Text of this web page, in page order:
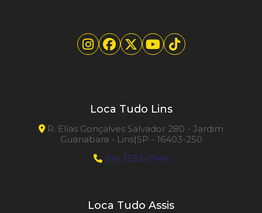
Loca Tudo Lins
R. Elías Gonçalves Salvador 280 - Jardim
Guanabara - Lins|SP - 16403-250
(14) 3532-2946
Loca Tudo Assis